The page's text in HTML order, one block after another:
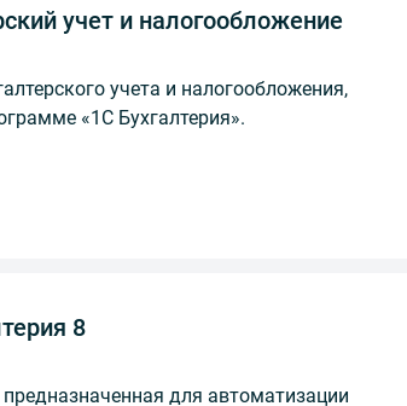
учет и налогообложение
учета и налогообложения,
«1С Бухгалтерия».
8
для автоматизации